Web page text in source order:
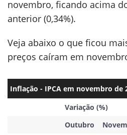
novembro, ficando acima
anterior (0,34%).
Veja abaixo o que ficou
preços caíram em
Inflação - IPCA em novembro de
Variação (%)
Outubro